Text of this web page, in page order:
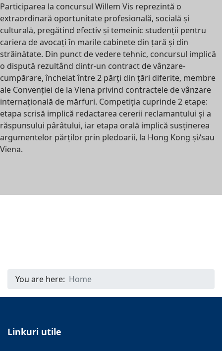
Participarea la concursul Willem Vis reprezintă o
extraordinară oportunitate profesională, socială și
culturală, pregătind efectiv și temeinic studenții pentru
cariera de avocați în marile cabinete din țară și din
străinătate. Din punct de vedere tehnic, concursul implică
o dispută rezultând dintr-un contract de vânzare-
cumpărare, încheiat între 2 părți din țări diferite, membre
ale Convenției de la Viena privind contractele de vânzare
internațională de mărfuri. Competiția cuprinde 2 etape:
etapa scrisă implică redactarea cererii reclamantului și a
răspunsului pârâtului, iar etapa orală implică susținerea
argumentelor părților prin pledoarii, la Hong Kong și/sau
Viena.
You are here: Home
Linkuri utile